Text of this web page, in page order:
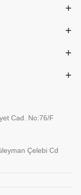
Cad. No:76/F
Çelebi Cd